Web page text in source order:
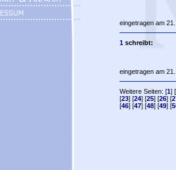
eingetragen am
1schreibt:
eingetragen am
Weitere Seiten: [1] [
[23] [24] [25] [26] [
[46] [47] [48] [49] [